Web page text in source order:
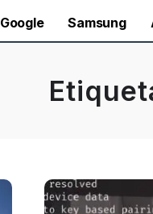
Google Samsung